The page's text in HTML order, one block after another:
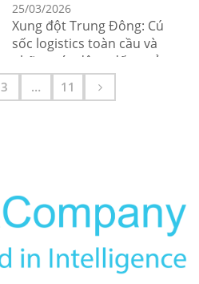
25/03/2026
Xung đột Trung Đông: Cú
sốc logistics toàn cầu và
những tác động đến quản
lý rủi ro đối với các doanh
nghiệp vận tải và logistics
3 … 11